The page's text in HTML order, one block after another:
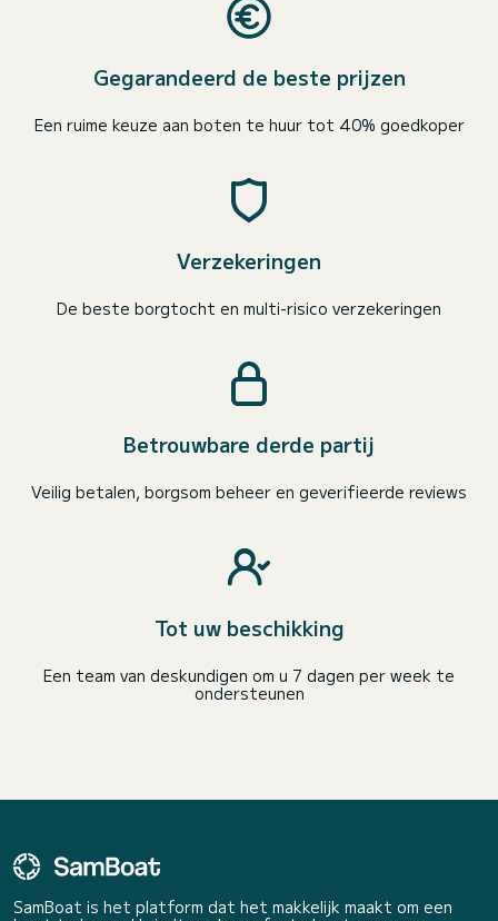
Gegarandeerd de beste prijzen
Een ruime keuze aan boten te huur tot 40% goedkoper
Verzekeringen
De beste borgtocht en multi-risico verzekeringen
Betrouwbare derde partij
Veilig betalen, borgsom beheer en geverifieerde reviews
Tot uw beschikking
Een team van deskundigen om u 7 dagen per week te
ondersteunen
SamBoat is het platform dat het makkelijk maakt om een